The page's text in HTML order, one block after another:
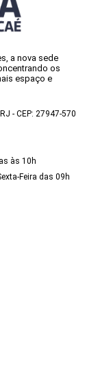
a nova sede
os
espaço e
- CEP: 27947-570
às 10h
Feira das 09h